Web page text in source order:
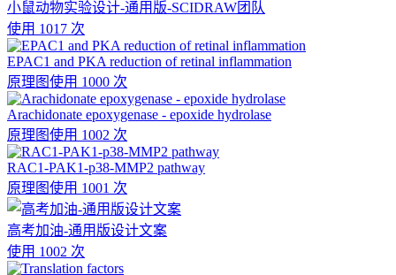
小鼠动物实验设计-通用版-SCIDRAW团队
使用 1017 次
EPAC1 and PKA reduction of retinal inflammation
原理图使用 1000 次
Arachidonate epoxygenase - epoxide hydrolase
原理图使用 1002 次
RAC1-PAK1-p38-MMP2 pathway
原理图使用 1001 次
高考加油-通用版设计文案
使用 1002 次